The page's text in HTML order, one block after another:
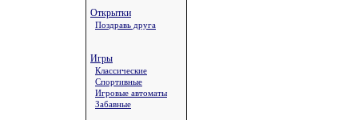
Открытки
Поздравь друга
Игры
Классические
Спортивные
Игровые автоматы
Забавные